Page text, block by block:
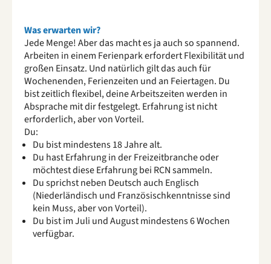
Was erwarten wir?
Jede Menge! Aber das macht es ja auch so spannend.
Arbeiten in einem Ferienpark erfordert Flexibilität und
großen Einsatz. Und natürlich gilt das auch für
Wochenenden, Ferienzeiten und an Feiertagen. Du
bist zeitlich flexibel, deine Arbeitszeiten werden in
Absprache mit dir festgelegt. Erfahrung ist nicht
erforderlich, aber von Vorteil.
Du:
Du bist mindestens 18 Jahre alt.
Du hast Erfahrung in der Freizeitbranche oder
möchtest diese Erfahrung bei RCN sammeln.
Du sprichst neben Deutsch auch Englisch
(Niederländisch und Französischkenntnisse sind
kein Muss, aber von Vorteil).
Du bist im Juli und August mindestens 6 Wochen
verfügbar.